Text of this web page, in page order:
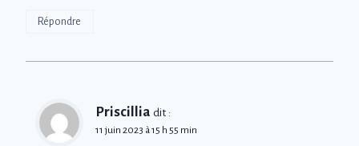
Répondre
Priscillia dit :
11 juin 2023 à 15 h 55 min